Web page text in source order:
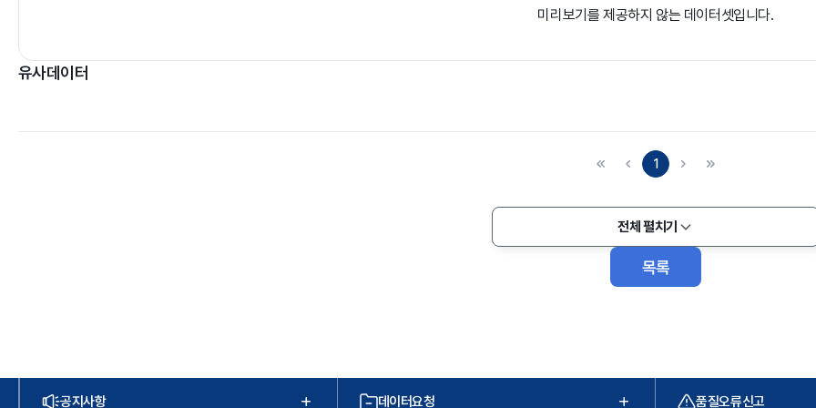
미리보기를 제공하지 않는 데이터셋입니다.
유사데이터
1
전체 펼치기
목록
공지사항 데이터요청 품질오류신고